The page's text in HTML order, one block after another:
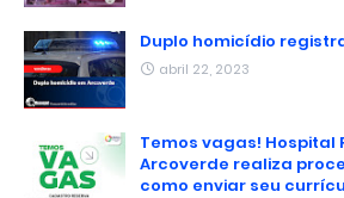
Duplo homicídio
abril 22, 2023
Temos vagas! Hospital
Arcoverde realiza
como enviar seu